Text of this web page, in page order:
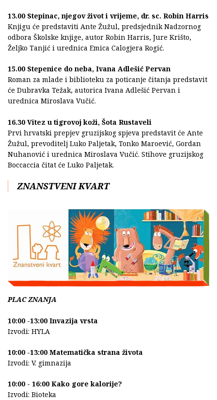
13.00 Stepinac, njegov život i vrijeme, dr. sc. Robin Harris
Knjigu će predstaviti Ante Žužul, predsjednik Nadzornog
odbora Školske knjige, autor Robin Harris, Jure Krišto,
Željko Tanjić i urednica Emica Calogjera Rogić.
15.00 Stepenice do neba, Ivana Adlešić Pervan
Roman za mlade i biblioteku za poticanje čitanja predstavit
će Dubravka Težak, autorica Ivana Adlešić Pervan i
urednica Miroslava Vučić.
16.30 Vitez u tigrovoj koži, Šota Rustaveli
Prvi hrvatski prepjev gruzijskog spjeva predstavit će Ante
Žužul, prevoditelj Luko Paljetak, Tonko Maroević, Gordan
Nuhanović i urednica Miroslava Vučić. Stihove gruzijskog
Boccaccia čitat će Luko Paljetak.
ZNANSTVENI KVART
PLAC ZNANJA
10:00 -13:00 Invazija vrsta
Izvodi: HYLA
10:00 -13:00 Matematička strana života
Izvodi: V. gimnazija
10:00 - 16:00 Kako gore kalorije?
Izvodi: Bioteka